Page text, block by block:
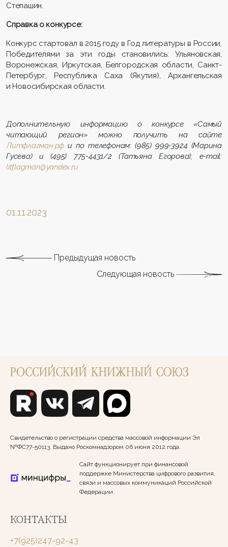
Степашин.
Справка о конкурсе:
Конкурс стартовал в 2015 году в Год литературы в России.
Победителями за эти годы становились: Ульяновская,
Воронежская, Иркутская, Белгородская области, Санкт-
Петербург, Республика Саха (Якутия), Архангельская
и Новосибирская области.
Дополнительную информацию о конкурсе «Самый
читающий регион» можно получить на сайте
Литфлагман.рф и по телефонам: (985) 999-3924 (Марина
Гусева) и (495) 775-4431/2 (Татьяна Егорова); e-mail:
litflagman@yandex.ru
01.11.2023
Предыдущая новость
Следующая новость
Свидетельство о регистрации средства массовой информации Эл
№ФС77-50113. Выдано Роскомнадзором 06 июня 2012 года.
Сайт функционирует при финансовой
поддержке Министерства цифрового развития,
связи и массовых коммуникаций Российской
Федерации.
КОНТАКТЫ
+7(925)247-92-43